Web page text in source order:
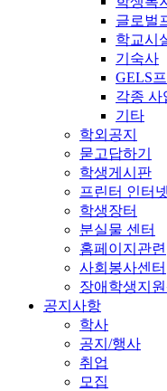
글로벌
학교시
기숙사
GELS
각종 사
기타
학외공지
묻고답하기
학생게시판
프린터 인터
학생장터
분실물 센터
홈페이지관련
사회봉사센터
장애학생지
공지사항
학사
공지/행사
취업
모집